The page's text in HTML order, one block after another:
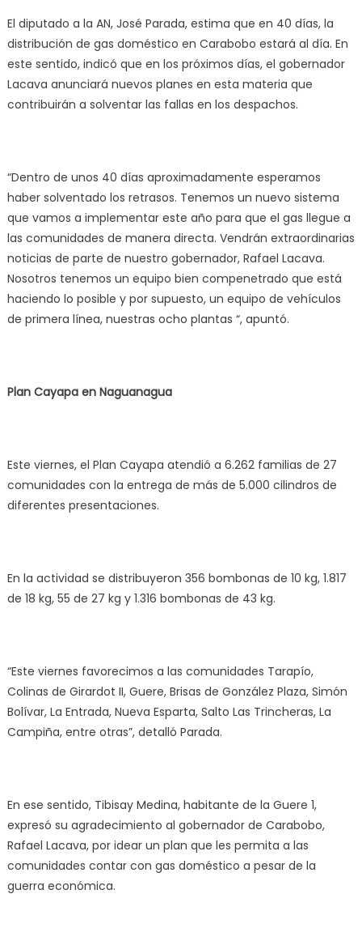
El diputado a la AN, José Parada, estima que en 40 días, la
distribución de gas doméstico en Carabobo estará al día. En
este sentido, indicó que en los próximos días, el gobernador
Lacava anunciará nuevos planes en esta materia que
contribuirán a solventar las fallas en los despachos.
“Dentro de unos 40 días aproximadamente esperamos
haber solventado los retrasos. Tenemos un nuevo sistema
que vamos a implementar este año para que el gas llegue a
las comunidades de manera directa. Vendrán extraordinarias
noticias de parte de nuestro gobernador, Rafael Lacava.
Nosotros tenemos un equipo bien compenetrado que está
haciendo lo posible y por supuesto, un equipo de vehículos
de primera línea, nuestras ocho plantas “, apuntó.
Plan Cayapa en Naguanagua
Este viernes, el Plan Cayapa atendió a 6.262 familias de 27
comunidades con la entrega de más de 5.000 cilindros de
diferentes presentaciones.
En la actividad se distribuyeron 356 bombonas de 10 kg, 1.817
de 18 kg, 55 de 27 kg y 1.316 bombonas de 43 kg.
“Este viernes favorecimos a las comunidades Tarapío,
Colinas de Girardot II, Guere, Brisas de González Plaza, Simón
Bolívar, La Entrada, Nueva Esparta, Salto Las Trincheras, La
Campiña, entre otras”, detalló Parada.
En ese sentido, Tibisay Medina, habitante de la Guere 1,
expresó su agradecimiento al gobernador de Carabobo,
Rafael Lacava, por idear un plan que les permita a las
comunidades contar con gas doméstico a pesar de la
guerra económica.